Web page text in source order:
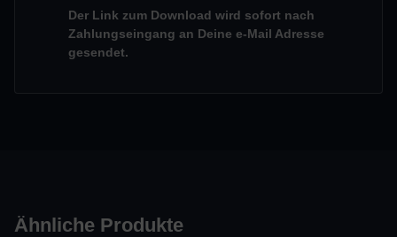
Der Link zum Download wird sofort nach
Zahlungseingang an Deine e-Mail Adresse
gesendet.
Ähnliche Produkte